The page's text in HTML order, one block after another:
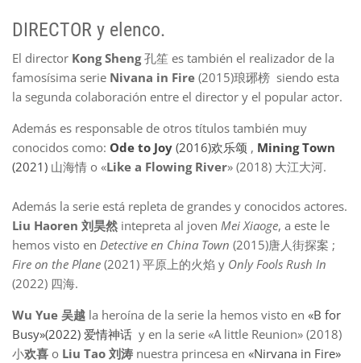
DIRECTOR y elenco.
El director Kong Sheng孔笙 es también el realizador de la
famosísima serie Nivana in Fire (2015)琅琊榜 siendo esta
la segunda colaboración entre el director y el popular actor.
Además es responsable de otros títulos también muy
conocidos como: Ode to Joy (2016)欢乐颂 , Mining Town
(2021) 山海情 o «Like a Flowing River» (2018) 大江大河.
Además la serie está repleta de grandes y conocidos actores.
Liu Haoren 刘昊然 intepreta al joven Mei Xiaoge, a este le
hemos visto en Detective en China Town (2015)唐人街探案 ;
Fire on the Plane (2021) 平原上的火焰 y Only Fools Rush In
(2022) 四海.
Wu Yue 吴越 la heroína de la serie la hemos visto en «B for
Busy»(2022) 爱情神话 y en la serie «A little Reunion» (2018)
小欢喜 o Liu Tao 刘涛 nuestra princesa en «Nirvana in Fire»